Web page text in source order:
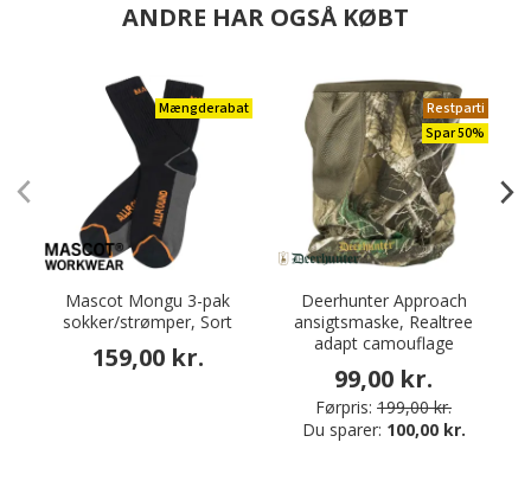
ANDRE HAR OGSÅ KØBT
Mængderabat
Mascot Mongu 3-pak
sokker/strømper, Sort
159,00 kr.
Restparti
Spar 50%
Deerhunter Approach
ansigtsmaske, Realtree
adapt camouflage
99,00 kr.
Førpris: 199,00 kr.
Du sparer: 100,00 kr.